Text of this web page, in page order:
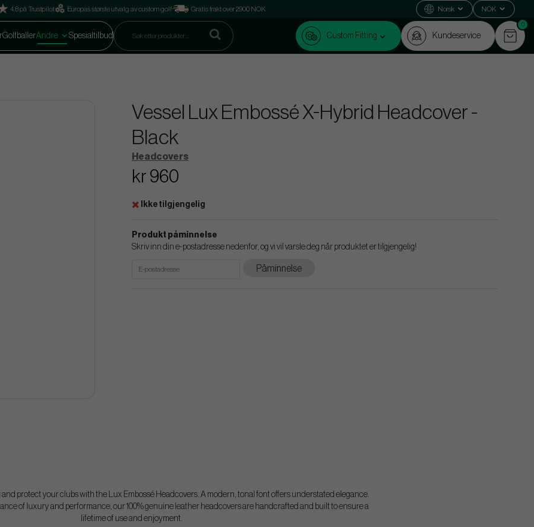
4.8 på Trustpilot Europas største utvalg av custom golf Gratis frakt over 2900 NOK Norsk NOK
GolfballerAndre Spesialtilbud Custom Fitting Kundeservice
0
Vessel Lux Embossé X-Hybrid Headcover -
Black
Headcovers
kr 960
Ikke tilgjengelig
Produkt påminnelse
Skriv inn din e-postadresse nedenfor, og vi vil varsle deg når produktet er tilgjengelig!
Påminnelse
and protect your clubs with the Lux Embossé Headcovers. A modern, tonal font offers understated elegance.
of luxury and performance, our 100% genuine leather headcovers are handcrafted and built to ensure a
lifetime of use and enjoyment.